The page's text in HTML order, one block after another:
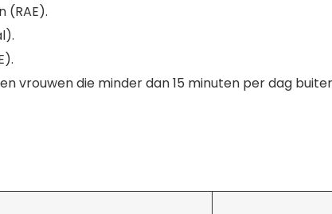
vrouwen die minder dan 15 minuten per dag